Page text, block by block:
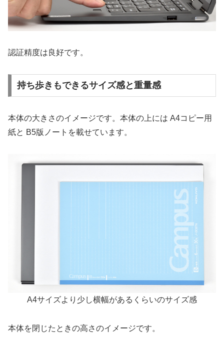
認証精度は良好です。
持ち歩きもできるサイズ感と重量感
本体の大きさのイメージです。本体の上には A4コピー用
紙と B5版ノートを載せています。
A4サイズより少し横幅があるくらいのサイズ感
本体を閉じたときの高さのイメージです。